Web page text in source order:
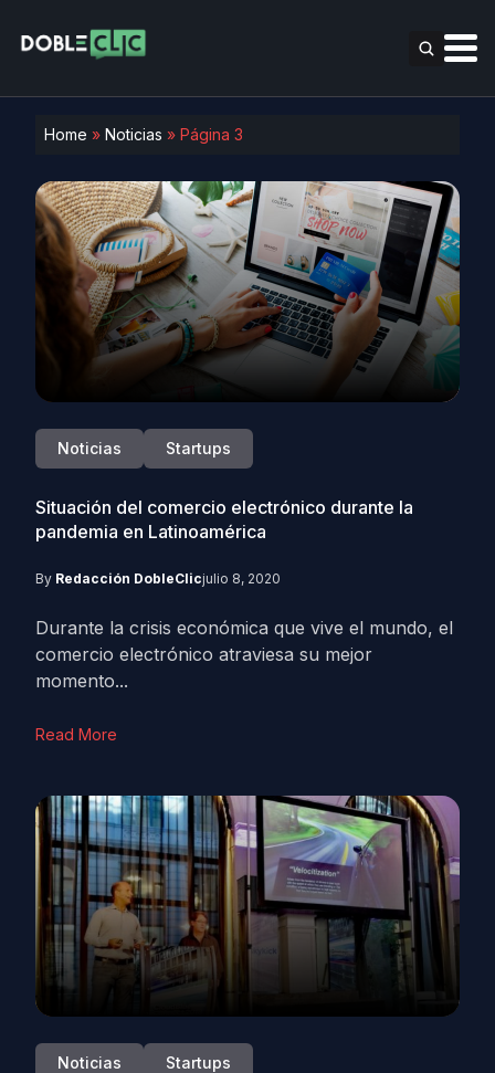
Home » Noticias » Página 3
Noticias Startups
Situación del comercio electrónico durante la
pandemia en Latinoamérica
By Redacción DobleClicjulio 8, 2020
Durante la crisis económica que vive el mundo, el
comercio electrónico atraviesa su mejor
momento...
Read More
Noticias Startups